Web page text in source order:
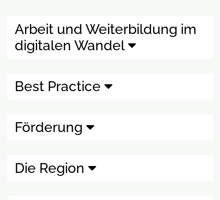
Arbeit und Weiterbildung im
digitalen Wandel
Best Practice
Förderung
Die Region